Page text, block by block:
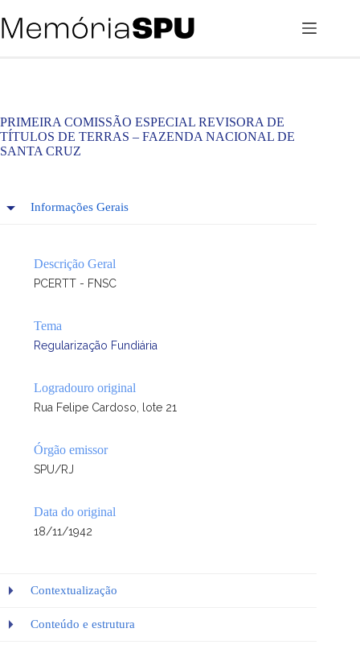
para
o
PRIMEIRA COMISSÃO ESPECIAL REVISORA DE
TÍTULOS DE TERRAS – FAZENDA NACIONAL DE
SANTA CRUZ
Informações Gerais
Descrição Geral
PCERTT - FNSC
Tema
Regularização Fundiária
Logradouro original
Rua Felipe Cardoso, lote 21
Órgão emissor
SPU/RJ
Data do original
18/11/1942
Contextualização
Conteúdo e estrutura